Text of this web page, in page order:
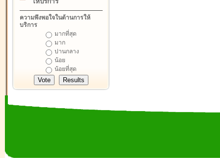
ความพึงพอใจในด้านการให้
บริการ
มากที่สุด
มาก
ปานกลาง
น้อย
น้อยที่สุด